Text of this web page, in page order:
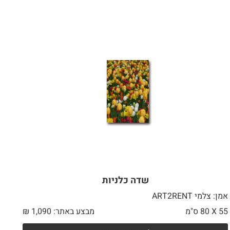
שדה כלניות
אמן: צלמי ART2RENT
55 X
מבצע באתר: ₪ 1,090